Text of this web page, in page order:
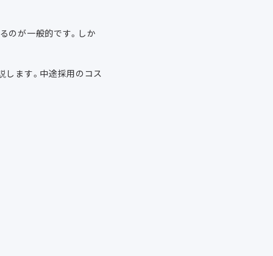
のが一般的です。しか
します。中途採用のコス